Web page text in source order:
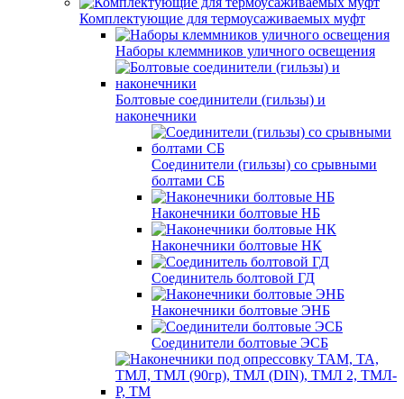
Комплектующие для термоусаживаемых муфт
Наборы клеммников уличного освещения
Болтовые соединители (гильзы) и
наконечники
Соединители (гильзы) со срывными
болтами СБ
Наконечники болтовые НБ
Наконечники болтовые НК
Соединитель болтовой ГД
Наконечники болтовые ЭНБ
Соединители болтовые ЭСБ